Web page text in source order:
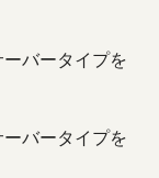
バータイプを
バータイプを